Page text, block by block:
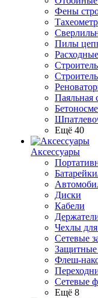
Фены
Пилы
Паяльная
Ещё 40
Аксессуары
Диски
Кабели
Чехлы
Сетевые
Защитные
Флеш-
Сетевые
Ещё 8